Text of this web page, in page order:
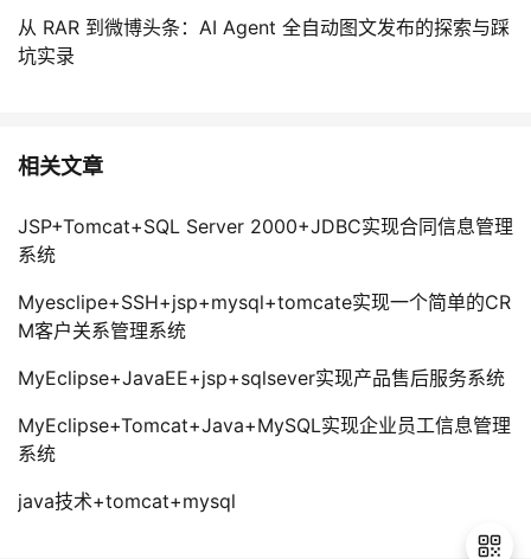
从 RAR 到微博头条：AI Agent 全自动图文发布的探索与踩
坑实录
相关文章
JSP+Tomcat+SQL Server 2000+JDBC实现合同信息管理
系统
Myesclipe+SSH+jsp+mysql+tomcate实现一个简单的CR
M客户关系管理系统
MyEclipse+JavaEE+jsp+sqlsever实现产品售后服务系统
MyEclipse+Tomcat+Java+MySQL实现企业员工信息管理
系统
java技术+tomcat+mysql